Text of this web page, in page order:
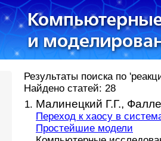
Результаты поиска по
Найдено статей: 28
Малинецкий Г.Г.,
Переход к хаосу в
Простейшие модели